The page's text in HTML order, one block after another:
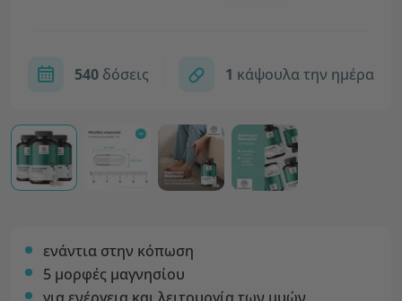
540 δόσεις 1 κάψουλα την ημέρα
ενάντια στην κόπωση
5 μορφές μαγνησίου